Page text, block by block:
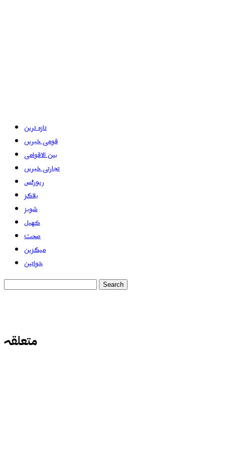
تازہ ترین
قومی خبریں
بین الاقوامی
تجارتی خبریں
رپورٹس
بلاگز
شوبز
کھیل
صحت
میگزین
خواتین
متعلقہ